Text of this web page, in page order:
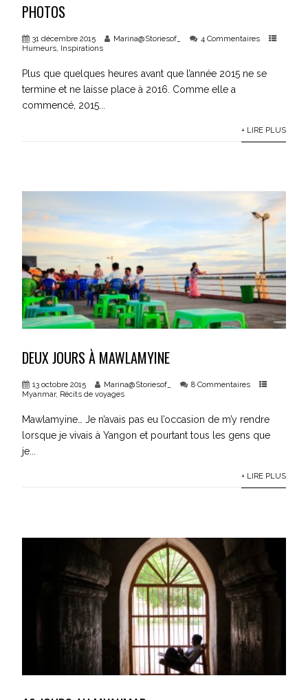
PHOTOS
31 décembre 2015 Marina@Storiesof_
4 Commentaires
Humeurs Inspirations
Plus que quelques heures avant que l’année 2015 ne se
termine et ne laisse place à 2016. Comme elle a
commencé, 2015...
+ LIRE PLUS
DEUX JOURS À MAWLAMYINE
13 octobre 2015 Marina@Storiesof_
8 Commentaires
Myanmar, Récits de voyages
Mawlamyine… Je n’avais pas eu l’occasion de m’y rendre
lorsque je vivais à Yangon et pourtant tous les gens que
je...
+ LIRE PLUS